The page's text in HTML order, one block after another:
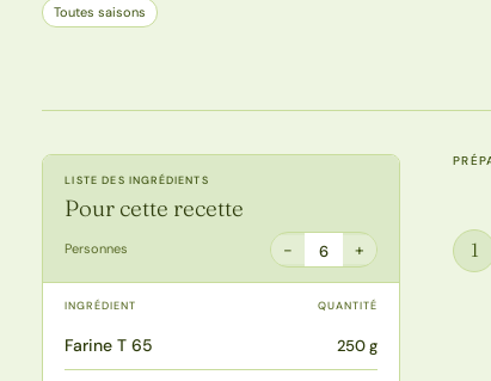
Toutes saisons
LISTE DES INGRÉDIENTS
Pour cette recette
Personnes − 6 +
INGRÉDIENT QUANTITÉ
Farine T 65 250 g
1